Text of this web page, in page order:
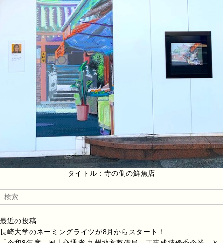
タイトル：寺の側の鮮魚店
検
索:
最近の投稿
長崎大学のネーミングライツが8月からスタート！